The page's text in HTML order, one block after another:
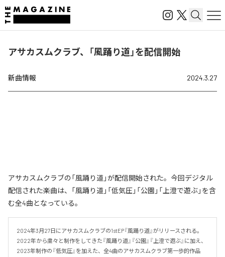
アサカスムクラブ、「風踊り道」を配信開始
新曲情報 2024.3.27
アサカスムクラブの「風踊り道」が配信開始された。今回デジタル
配信された楽曲は、「風踊り道」「低気圧」「公園」「上澄で遊ぶ」を含
む全4曲となっている。
2024年3月27日にアサカスムクラブの1stEP『風踊り道』がリリースされる。
2022年から粛々と制作をしてきた『風踊り道』『公園』『上澄で遊ぶ』に加え、
2023年制作の『低気圧』を加えた、全4曲のアサカスムクラブ第一歩的作品